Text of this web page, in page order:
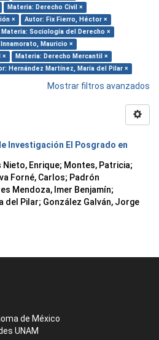
Materia: Derecho Civil ×
×
Autor: Fix Fierro, Héctor ×
Materia: Sociología del Derecho ×
Mauricio ×
×
Materia: Derecho Mercantil ×
Hernández Martínez, María del Pilar ×
Mostrar filtros avanzados
Investigación El Posgrado en
Nieto, Enrique; Montes, Patricia;
Forné, Carlos; Padrón
Mendoza, Imer Benjamín;
del Pilar; González Galván, Jorge
de México
UNAM